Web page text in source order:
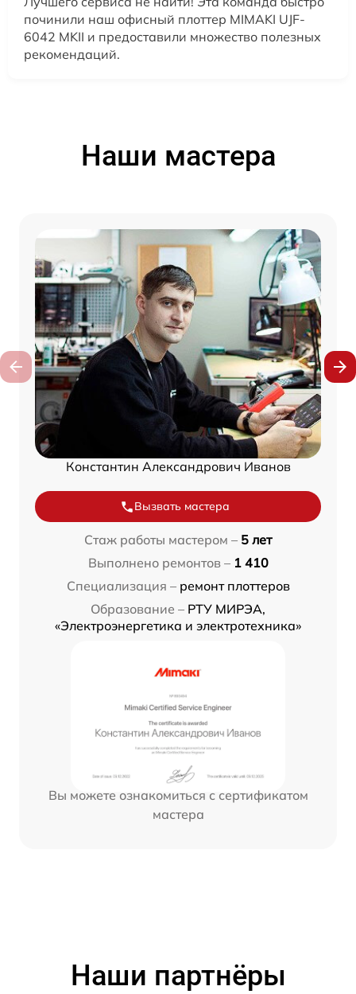
починили наш офисный плоттер MIMAKI UJF-
6042 MKII и предоставили множество полезных
рекомендаций.
Наши мастера
Константин Александрович Иванов
Вызвать мастера
Стаж работы мастером – 5 лет
Выполнено ремонтов – 1 410
Специализация – ремонт плоттеров
Образование – РТУ МИРЭА,
«Электроэнергетика и электротехника»
Вы можете ознакомиться с сертификатом
мастера
Наши партнёры